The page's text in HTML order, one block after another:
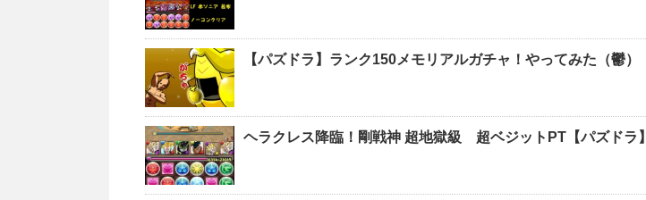
【パズドラ】ランク150メモリアルガチャ！やってみた（鬱）
ヘラクレス降臨！剛戦神 超地獄級 超ベジットPT【パズドラ】